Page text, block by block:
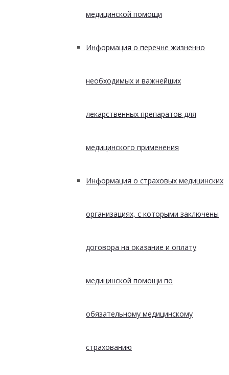
медицинской помощи
Информация о перечне жизненно
необходимых и важнейших
лекарственных препаратов для
медицинского применения
Информация о страховых медицинских
организациях, с которыми заключены
договора на оказание и оплату
медицинской помощи по
обязательному медицинскому
страхованию